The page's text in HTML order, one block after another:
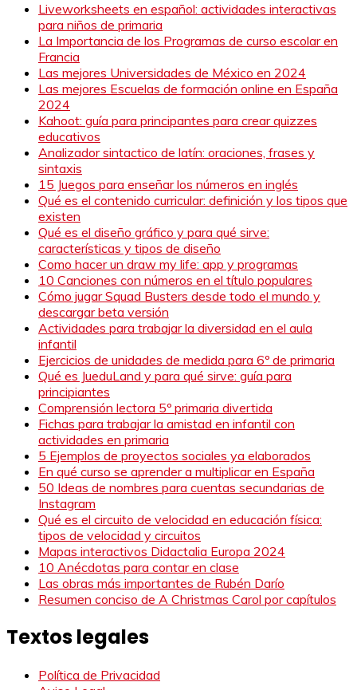
Liveworksheets en español: actividades interactivas
para niños de primaria
La Importancia de los Programas de curso escolar en
Francia
Las mejores Universidades de México en 2024
Las mejores Escuelas de formación online en España
2024
Kahoot: guía para principantes para crear quizzes
educativos
Analizador sintactico de latín: oraciones, frases y
sintaxis
15 Juegos para enseñar los números en inglés
Qué es el contenido curricular: definición y los tipos que
existen
Qué es el diseño gráfico y para qué sirve:
características y tipos de diseño
Como hacer un draw my life: app y programas
10 Canciones con números en el título populares
Cómo jugar Squad Busters desde todo el mundo y
descargar beta versión
Actividades para trabajar la diversidad en el aula
infantil
Ejercicios de unidades de medida para 6º de primaria
Qué es JueduLand y para qué sirve: guía para
principiantes
Comprensión lectora 5º primaria divertida
Fichas para trabajar la amistad en infantil con
actividades en primaria
5 Ejemplos de proyectos sociales ya elaborados
En qué curso se aprender a multiplicar en España
50 Ideas de nombres para cuentas secundarias de
Instagram
Qué es el circuito de velocidad en educación física:
tipos de velocidad y circuitos
Mapas interactivos Didactalia Europa 2024
10 Anécdotas para contar en clase
Las obras más importantes de Rubén Darío
Resumen conciso de A Christmas Carol por capítulos
Textos legales
Política de Privacidad